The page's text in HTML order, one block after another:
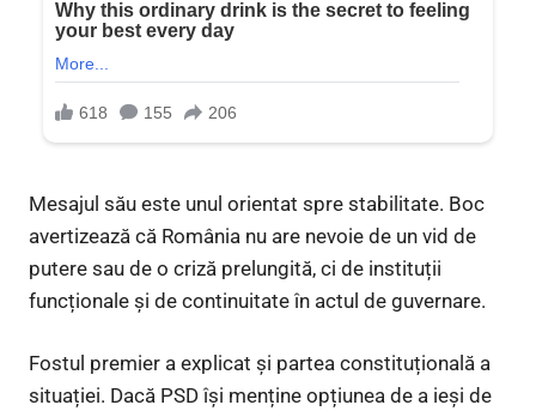
Mesajul său este unul orientat spre stabilitate. Boc
avertizează că România nu are nevoie de un vid de
putere sau de o criză prelungită, ci de instituții
funcționale și de continuitate în actul de guvernare.
Fostul premier a explicat și partea constituțională a
situației. Dacă PSD își menține opțiunea de a ieși de